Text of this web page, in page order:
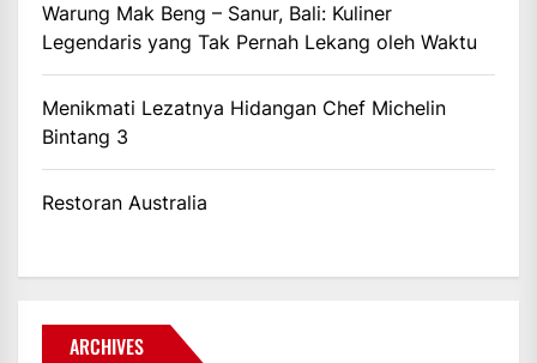
Warung Mak Beng – Sanur, Bali: Kuliner
Legendaris yang Tak Pernah Lekang oleh Waktu
Menikmati Lezatnya Hidangan Chef Michelin
Bintang 3
Restoran Australia
ARCHIVES